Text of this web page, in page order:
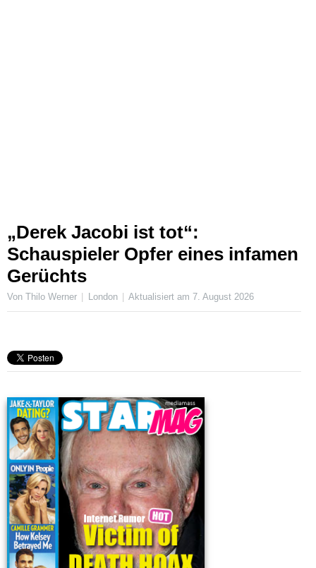
„Derek Jacobi ist tot“:
Schauspieler Opfer eines infamen
Gerüchts
Von Thilo Werner London Aktualisiert am 7. August 2026